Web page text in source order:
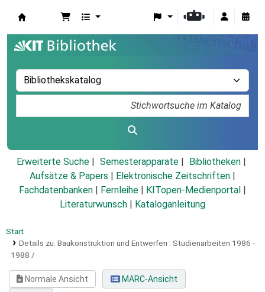
Erweiterte Suche Semesterapparate
Bibliotheken
Aufsätze & Papers
Elektronische Zeitschriften
Fachdatenbanken
Fernleihe KITopen-Medienportal
Literaturwunsch
Kataloganleitung
Start
Details zu: Baukonstruktion und Entwerfen : Studienarbeiten 1986 -
1988 /
Normale Ansicht
MARC-Ansicht